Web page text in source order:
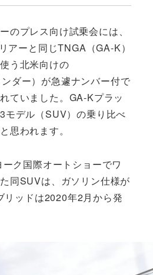
のプレス向け試乗会には、
アーと同じTNGA（GA-K）
う北米向けの
ダー）が急遽ナンバー付で
ていました。GA-Kプラッ
モデル（SUV）の乗り比べ
思われます。
ク国際オートショーでワ
同SUVは、ガソリン仕様が
ッドは2020年2月から発